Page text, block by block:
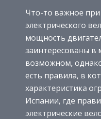
Что-то важное
электрического
мощность
заинтересованы в
возможном,
есть правила, в
характеристика
Испании, где
электрические